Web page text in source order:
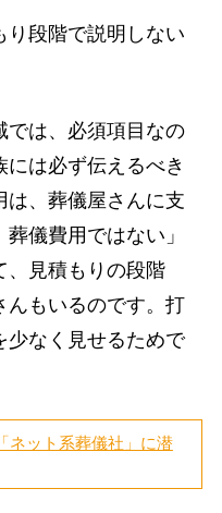
段階で説明しない
は、必須項目なの
は必ず伝えるべき
は、葬儀屋さんに支
儀費用ではない」
、見積もりの段階
んもいるのです。打
少なく見せるためで
ネット系葬儀社」に潜